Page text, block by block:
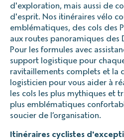
d'exploration, mais aussi de
d'esprit. Nos itinéraires vélo
emblématiques, des cols des
aux routes panoramiques des
Pour les formules avec
support logistique pour
ravitaillements complets et la
logisticien pour vous aider à
les cols les plus mythiques et
plus emblématiques
soucier de l’organisation.
Itinéraires cyclistes